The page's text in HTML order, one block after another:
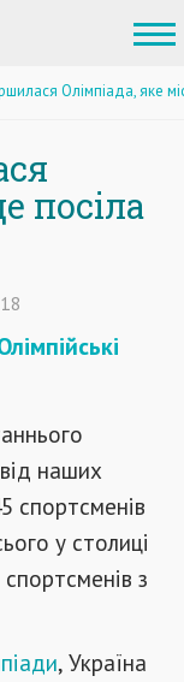
Олімпіада, яке
посіла
наших
спортсменів
у столиці
з
, Україна